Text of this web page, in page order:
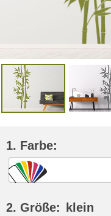
1. Farbe:
2. Größe: klein